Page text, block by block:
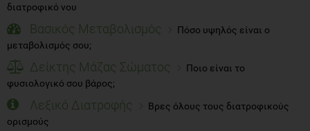
διατροφικό νου
Βασικός Μεταβολισμός
Πόσο υψηλός είναι ο
μεταβολισμός σου;
Δείκτης Μάζας Σώματος
Ποιο είναι το
φυσιολογικό σου βάρος;
Λεξικό Διατροφής
Βρες όλους τους διατροφικούς
ορισμούς